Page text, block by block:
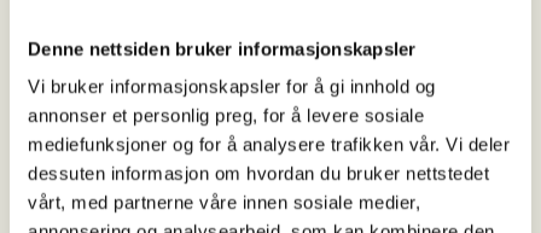
Denne nettsiden bruker informasjonskapsler
Vi bruker informasjonskapsler for å gi innhold og
annonser et personlig preg, for å levere sosiale
mediefunksjoner og for å analysere trafikken vår. Vi deler
dessuten informasjon om hvordan du bruker nettstedet
vårt, med partnerne våre innen sosiale medier,
Hvert år arrangerer Solemskogen JFF rådyrjakt
bare for kvinner, i eget terreng.
Det blir drivjakt med, på drevet halsende hund. SJFF
Jenter har egne hundeførere. Denne jakten passer